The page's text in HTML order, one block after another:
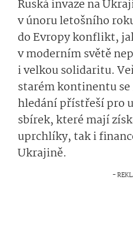
Ruská invaze na
v únoru letošního
do Evropy konflikt,
v moderním světě
i velkou solidaritu.
starém kontinentu
hledání přístřeší pro
sbírek, které mají
uprchlíky, tak i
Ukrajině.